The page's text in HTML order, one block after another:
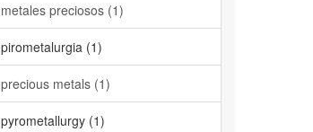
metales preciosos (1)
pirometalurgia (1)
precious metals (1)
pyrometallurgy (1)